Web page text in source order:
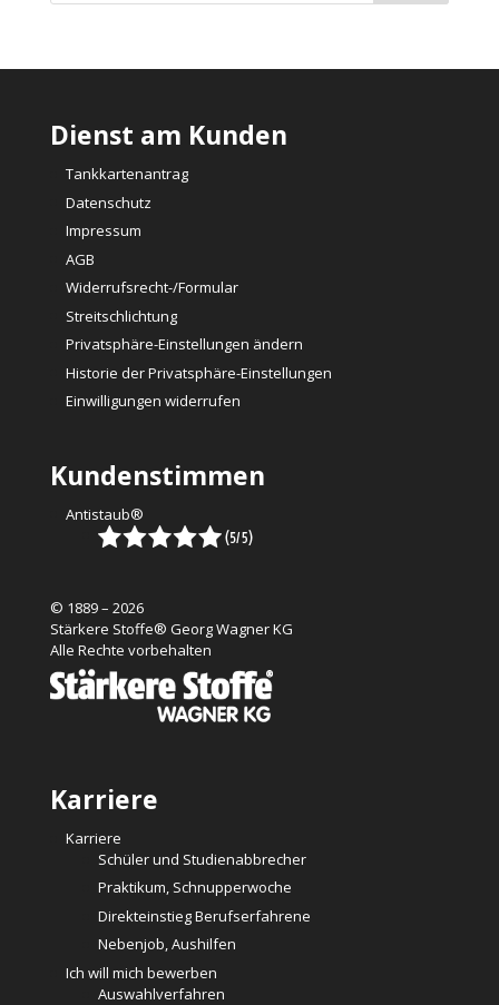
Dienst am Kunden
Tankkartenantrag
Datenschutz
Impressum
AGB
Widerrufsrecht-/Formular
Streitschlichtung
Privatsphäre-Einstellungen ändern
Historie der Privatsphäre-Einstellungen
Einwilligungen widerrufen
Kundenstimmen
Antistaub®
© 1889 – 2026
Stärkere Stoffe® Georg Wagner KG
Alle Rechte vorbehalten
Karriere
Karriere
Schüler und Studienabbrecher
Praktikum, Schnupperwoche
Direkteinstieg Berufserfahrene
Nebenjob, Aushilfen
Ich will mich bewerben
Auswahlverfahren